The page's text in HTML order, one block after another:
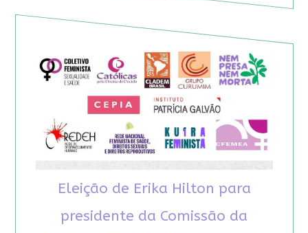
Eleição de Erika Hilton para
presidente da Comissão da